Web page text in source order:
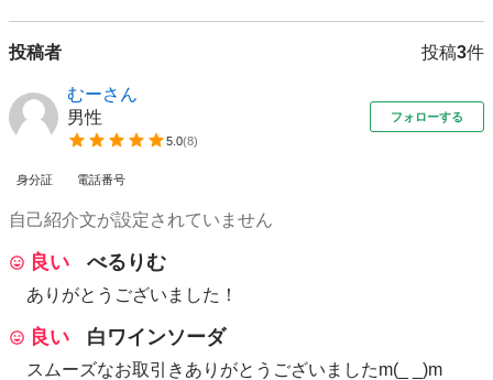
投稿者 投稿3件
むーさん
男性
5.0(8)
フォローする
身分証 電話番号
自己紹介文が設定されていません
良い べるりむ
ありがとうございました！
良い 白ワインソーダ
スムーズなお取引きありがとうございましたm(_ _)m